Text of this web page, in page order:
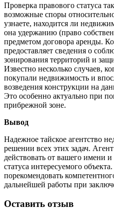
Проверка правового статуса
возможные споры
узнаете, находится ли
она удержанию (право
предметом договора аренды.
предоставляет сведения о
зонирования территорий и
Известно несколько случаев,
покупали недвижимость и
возведения конструкции на
Это особенно актуально при
прибрежной зоне.
Вывод
Надежное тайское агентство
решении всех этих задач.
действовать от вашего имени
статуса интересуемого
порекомендовать
дальнейшей работы при
Оставить отзыв